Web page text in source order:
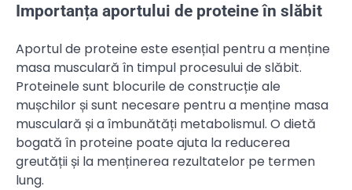
Importanța aportului de proteine în slăbit
Aportul de proteine este esențial pentru a menține
masa musculară în timpul procesului de slăbit.
Proteinele sunt blocurile de construcție ale
mușchilor și sunt necesare pentru a menține masa
musculară și a îmbunătăți metabolismul. O dietă
bogată în proteine poate ajuta la reducerea
greutății și la menținerea rezultatelor pe termen
lung.